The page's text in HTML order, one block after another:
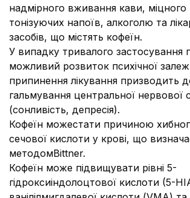
надмірного вживання кави,
тонізуючих напоїв, алкоголю та
засобів, що містять кофеїн.
У випадку тривалого застосування
можливий розвиток психічної
припинення лікування призводить
гальмування центральної нервової
(сонливість, депресія).
Кофеїн можестати причиною
сечової кислоти у крові, що
методомBittner.
Кофеїн може підвищувати рівні 5-
гідроксиіндолоцтової кислоти (5-